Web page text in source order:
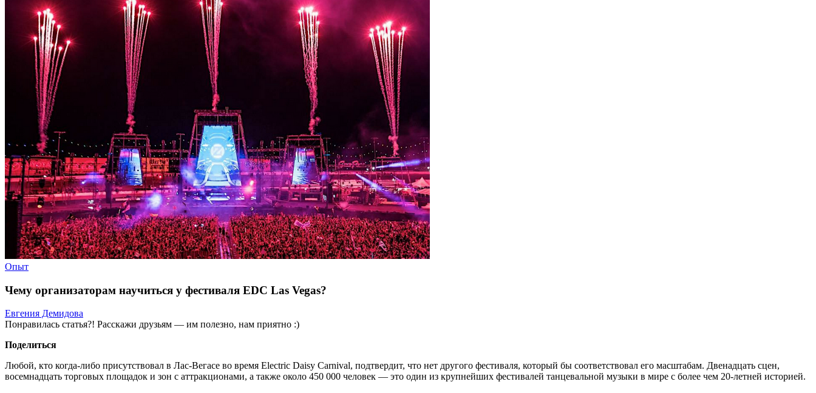
Опыт
Чему организаторам научиться у фестиваля EDC Las Vegas?
Евгения Демидова
Понравилась статья?! Расскажи друзьям — им полезно, нам приятно :)
Поделиться
Любой, кто когда-либо присутствовал в Лас-Вегасе во время Electric Daisy Carnival, подтвердит, что нет другого фестиваля, который бы соответствовал его масштабам. Двенадцать сцен,
восемнадцать торговых площадок и зон с аттракционами, а также около 450 000 человек — это один из крупнейших фестивалей танцевальной музыки в мире с более чем 20-летней историей.